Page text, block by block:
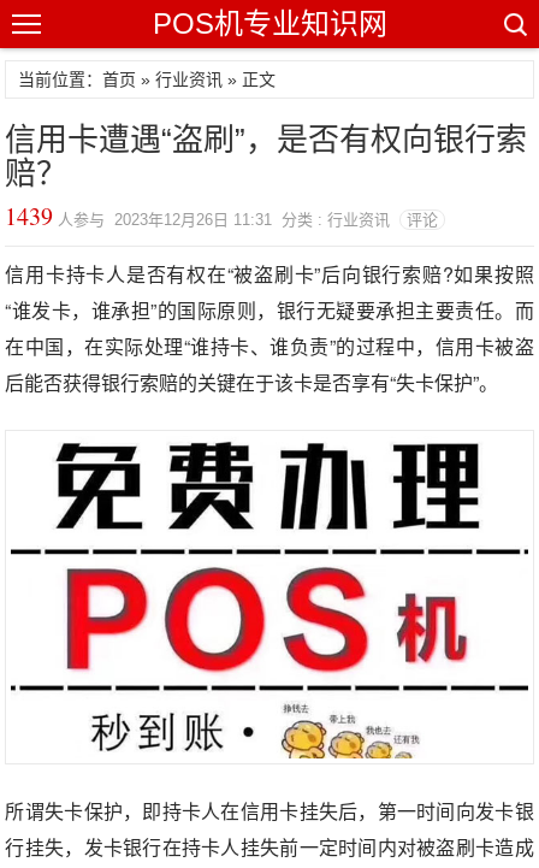
POS机专业知识网
当前位置：首页 »行业资讯 » 正文
信用卡遭遇“盗刷”，是否有权向银行索
赔？
1439 人参与 2023年12月26日 11:31 分类 : 行业资讯 评论
信用卡持卡人是否有权在“被盗刷卡”后向银行索赔?如果按照
“谁发卡，谁承担”的国际原则，银行无疑要承担主要责任。而
在中国，在实际处理“谁持卡、谁负责”的过程中，信用卡被盗
后能否获得银行索赔的关键在于该卡是否享有“失卡保护”。
所谓失卡保护，即持卡人在信用卡挂失后，第一时间向发卡银
行挂失，发卡银行在持卡人挂失前一定时间内对被盗刷卡造成